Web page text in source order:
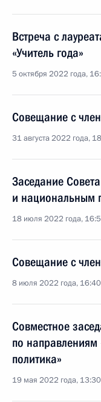
Встреча с
«Учитель года»
5 октября 2022 года,
Совещание с
31 августа 2022 года,
Заседание
и национальным
18 июля 2022 года,
Совещание с
8 июля 2022 года, 16:40
Совместное
по направлениям
политика»
19 мая 2022 года, 13:30